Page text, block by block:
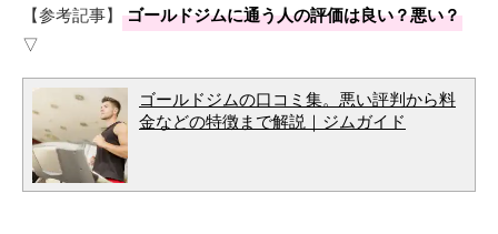
【参考記事】
ゴールドジムに通う人の評価は良い？悪い？
▽
ゴールドジムの口コミ集。悪い評判から料
金などの特徴まで解説｜ジムガイド